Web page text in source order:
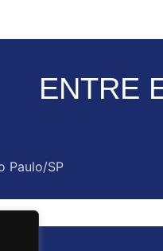
ENTRE
Paulo/SP